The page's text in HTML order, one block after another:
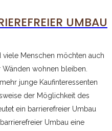
UMBAU
Menschen möchten auch
wohnen bleiben.
junge Kaufinteressenten
der Möglichkeit des
ein barrierefreier Umbau
Umbau eine